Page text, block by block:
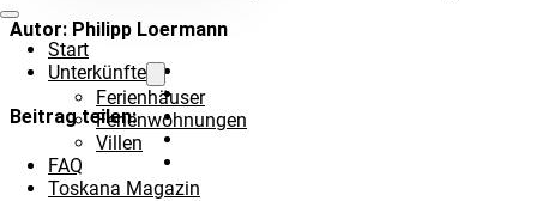
Start
Unterkünfte
Ferienhäuser
Ferienwohnungen
Villen
FAQ
Toskana Magazin
Autor: Philipp Loermann
Beitrag teilen: